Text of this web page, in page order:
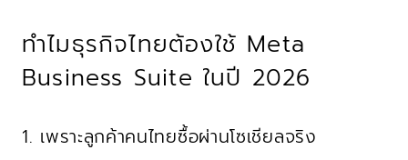
ทำไมธุรกิจไทยต้องใช้ Meta
Business Suite ในปี 2026
1. เพราะลูกค้าคนไทยซื้อผ่านโซเชียลจริง